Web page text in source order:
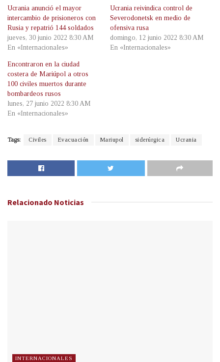
Ucrania anunció el mayor
intercambio de prisioneros con
Rusia y repatrió 144 soldados
jueves, 30 junio 2022 8:30 AM
En «Internacionales»
Ucrania reivindica control de
Severodonetsk en medio de
ofensiva rusa
domingo, 12 junio 2022 8:30 AM
En «Internacionales»
Encontraron en la ciudad
costera de Mariúpol a otros
100 civiles muertos durante
bombardeos rusos
lunes, 27 junio 2022 8:30 AM
En «Internacionales»
Tags: Civiles Evacuación Mariupol siderúrgica Ucrania
Relacionado Noticias
INTERNACIONALES